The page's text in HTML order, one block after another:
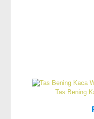
Tas Bening